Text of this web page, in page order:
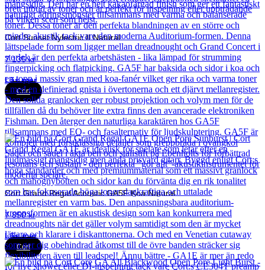
Cort Sunset Nylectric II Natural
7 135kr
Läs mer
Cort
Cort Grand Regal Acoustic GA5F Koa Natural
7 850kr
Läs mer
Cort